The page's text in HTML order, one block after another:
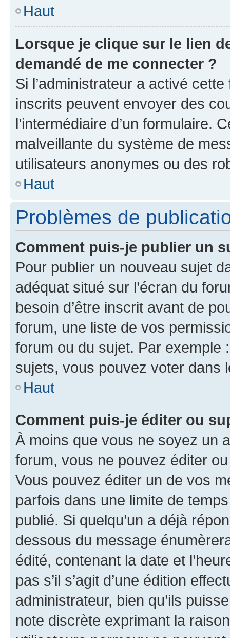
Haut
Lorsque je clique sur le lien
demandé de me connecter ?
Si l’administrateur a activé
inscrits peuvent envoyer des
l’intermédiaire d’un formulaire.
malveillante du système de
utilisateurs anonymes ou des
Haut
Problèmes de
Comment puis-je publier un
Pour publier un nouveau sujet
adéquat situé sur l’écran du
besoin d’être inscrit avant de
forum, une liste de vos
forum ou du sujet. Par exemple
sujets, vous pouvez voter dans
Haut
Comment puis-je éditer ou
À moins que vous ne soyez un
forum, vous ne pouvez éditer
Vous pouvez éditer un de vos
parfois dans une limite de
publié. Si quelqu’un a déjà
dessous du message
édité, contenant la date et
pas s’il s’agit d’une édition
administrateur, bien qu’ils
note discrète exprimant la